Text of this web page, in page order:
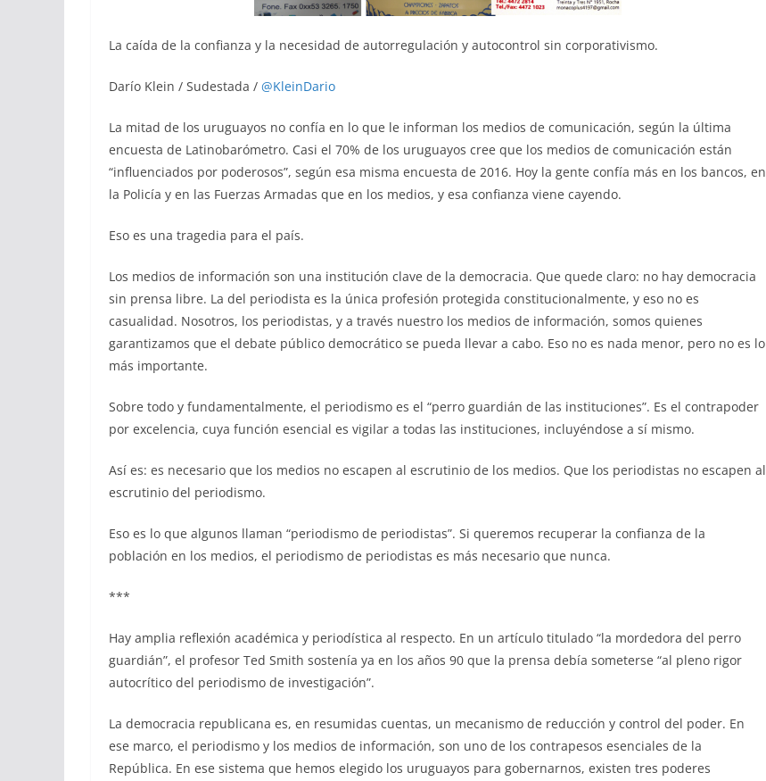
La caída de la confianza y la necesidad de autorregulación y autocontrol sin corporativismo.
Darío Klein / Sudestada / @KleinDario
La mitad de los uruguayos no confía en lo que le informan los medios de comunicación, según la última
encuesta de Latinobarómetro. Casi el 70% de los uruguayos cree que los medios de comunicación están
“influenciados por poderosos”, según esa misma encuesta de 2016. Hoy la gente confía más en los bancos, en
la Policía y en las Fuerzas Armadas que en los medios, y esa confianza viene cayendo.
Eso es una tragedia para el país.
Los medios de información son una institución clave de la democracia. Que quede claro: no hay democracia
sin prensa libre. La del periodista es la única profesión protegida constitucionalmente, y eso no es
casualidad. Nosotros, los periodistas, y a través nuestro los medios de información, somos quienes
garantizamos que el debate público democrático se pueda llevar a cabo. Eso no es nada menor, pero no es lo
más importante.
Sobre todo y fundamentalmente, el periodismo es el “perro guardián de las instituciones”. Es el contrapoder
por excelencia, cuya función esencial es vigilar a todas las instituciones, incluyéndose a sí mismo.
Así es: es necesario que los medios no escapen al escrutinio de los medios. Que los periodistas no escapen al
escrutinio del periodismo.
Eso es lo que algunos llaman “periodismo de periodistas”. Si queremos recuperar la confianza de la
población en los medios, el periodismo de periodistas es más necesario que nunca.
***
Hay amplia reflexión académica y periodística al respecto. En un artículo titulado “la mordedora del perro
guardián”, el profesor Ted Smith sostenía ya en los años 90 que la prensa debía someterse “al pleno rigor
autocrítico del periodismo de investigación”.
La democracia republicana es, en resumidas cuentas, un mecanismo de reducción y control del poder. En
ese marco, el periodismo y los medios de información, son uno de los contrapesos esenciales de la
República. En ese sistema que hemos elegido los uruguayos para gobernarnos, existen tres poderes